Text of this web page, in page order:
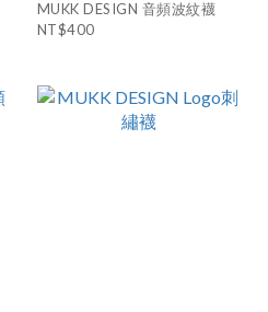
MUKK DESIGN 音頻波紋襪
NT$400